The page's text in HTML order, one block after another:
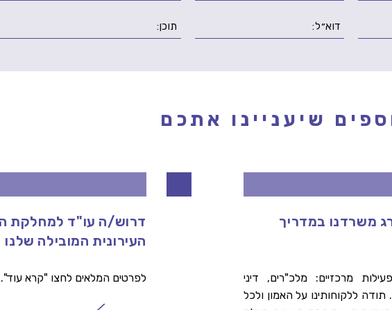
שיעניינו אתכם
2026 דורג משרדנו במדריך
מרכזיים: מלכ"רים, דיני
ללקוחותינו על האמון ולכל
דרוש/ה עו"ד למחלקת
העירונית המובילה שלנו
לפרטים המלאים לחצו "קרא עוד".